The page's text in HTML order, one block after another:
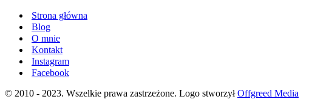
–
kilkudniowy
bikepacking
na
Podkarpaciu
Strona główna
Blog
O mnie
Kontakt
Instagram
Facebook
© 2010 - 2023. Wszelkie prawa zastrzeżone. Logo stworzyłOffgreed Media